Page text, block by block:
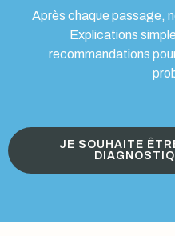
Après chaque passage,
Explications
recommandations
JE SOUHAITE